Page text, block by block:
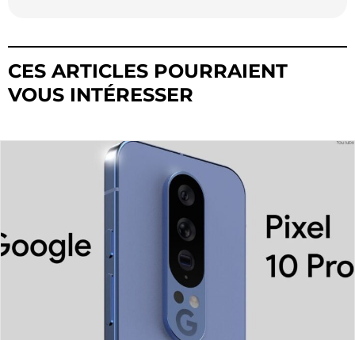
CES ARTICLES POURRAIENT
VOUS INTÉRESSER